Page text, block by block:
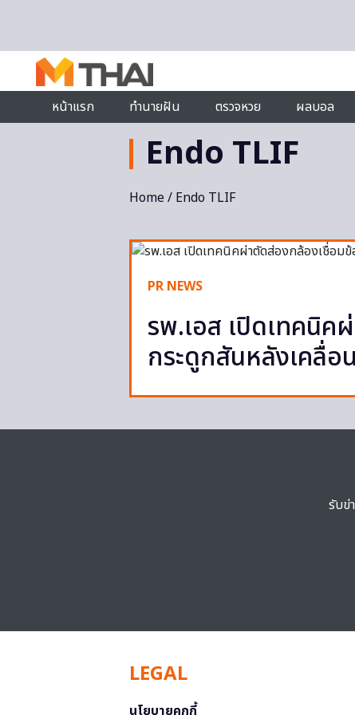
หน้าแรก
ทำนายฝัน ตรวจหวย ผลบอล
Endo TLIF
Home/ Endo TLIF
PR NEWS
รพ.เอส เปิดเทคนิค
กระดูกสันหลังเคลื่
รับข่
LEGAL
นโยบายคุกกี้